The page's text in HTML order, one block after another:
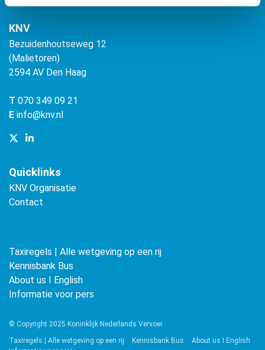
KNV
Bezuidenhoutseweg 12
(Malietoren)
2594 AV Den Haag
T 070 349 09 21
E info@knv.nl
Quicklinks
KNV Organisatie
Contact
Taxiregels | Alle wetgeving op een rij
Kennisbank Bus
About us ǀ English
Informatie voor pers
© Copyright 2025 Koninklijk Nederlands Vervoer
Taxiregels | Alle wetgeving op een rij
Kennisbank Bus
About us ǀ English